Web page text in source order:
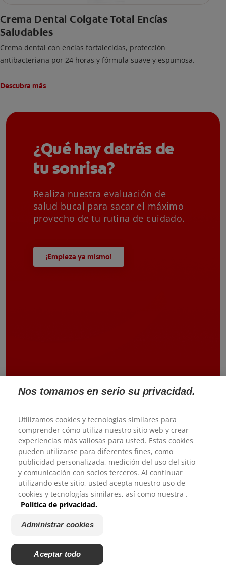
Crema Dental Colgate Total Encías
Saludables
Crema dental con encías fortalecidas, protección
antibacteriana por 24 horas y fórmula suave y espumosa.
Descubra más
¿Qué hay detrás de
tu sonrisa?
Realiza nuestra evaluación de
salud bucal para sacar el máximo
provecho de tu rutina de cuidado.
¡Empieza ya mismo!
Nos tomamos en serio su privacidad.
Utilizamos cookies y tecnologías similares para
comprender cómo utiliza nuestro sitio web y crear
experiencias más valiosas para usted. Estas cookies
pueden utilizarse para diferentes fines, como
publicidad personalizada, medición del uso del sitio
y comunicación con socios terceros. Al continuar
utilizando este sitio, usted acepta nuestro uso de
cookies y tecnologías similares, así como nuestra .
Política de privacidad.
Administrar cookies
Aceptar todo